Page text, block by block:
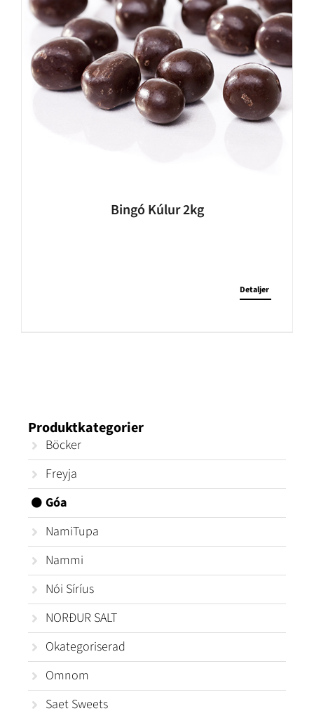
Bingó Kúlur 2kg
Detaljer
Produktkategorier
Böcker
Freyja
Góa
NamiTupa
Nammi
Nói Síríus
NORÐUR SALT
Okategoriserad
Omnom
Saet Sweets